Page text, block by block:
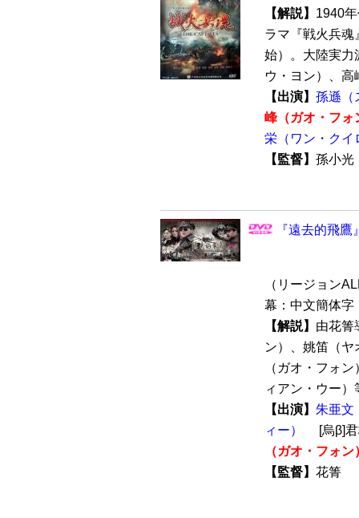
【解説】 1940
ラマ『戦火兵
始）。大陸実
ウ・ヨン）、高
【出演】 孫遜（
峰（ガオ・フォ
栄（ワン・クイ
【監督】 孫小
『遠去的飛
（リージョン
幕：中文簡体字
【解説】 由花箐
ン）、姚笛（
（ガオ・フォ
ィアン・ウー
【出演】 朱亜文
ィー）
[烏β]
（ガオ・フォン
【監督】 花箐